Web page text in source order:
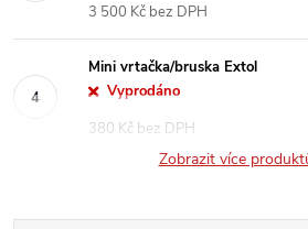
3 500 Kč bez DPH
Mini vrtačka/bruska Extol
Vyprodáno
380 Kč bez DPH
Zobrazit více